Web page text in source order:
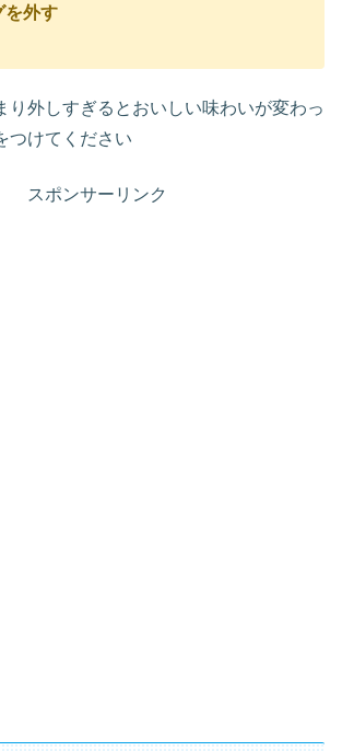
を外す
り外しすぎるとおいしい味わいが変わっ
つけてください
スポンサーリンク